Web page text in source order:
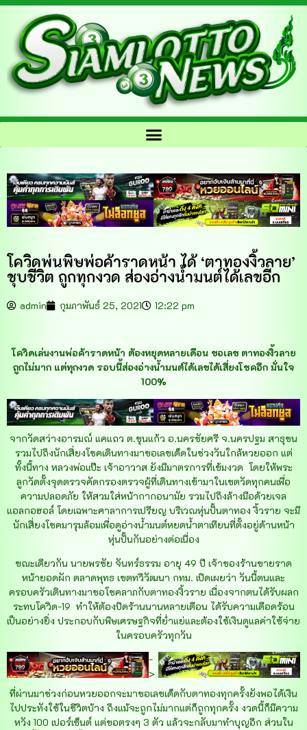
โควิดพ่นพิษพ่อค้าราดหน้า ได้ ‘ตาทองงิ้วลาย’
ชุบชีวิต ถูกทุกงวด ส่องอ่างน้ำมนต์ได้เลขอีก
admin กุมภาพันธ์ 25, 2021 12:22 pm
โควิดเล่นงานพ่อค้าราดหน้า ต้องหยุดหลายเดือน ขอเลข ตาทองงิ้วลาย
ถูกไม่มาก แต่ทุกงวด รอบนี้ส่องอ่างน้ำมนต์ได้เลขได้เสี่ยงโชคอีก มั่นใจ
100%
จากวัดสว่างอารมณ์ แคแถว ต.ขุนแก้ว อ.นครชัยศรี จ.นครปฐม สาธุชน
รวมไปถึงนักเสี่ยงโชคเดินทางมาขอเลขเด็ดในช่วงวันใกล้หวยออก แต่
ทั้งนี้ทาง หลวงพ่อแป๊ะ เจ้าอาวาส ยังมีมาตรการที่เข้มงวด โดยให้พระ
ลูกวัดตั้งจุดตรวจคัดกรองตรวจผู้ที่เดินทางเข้ามาในเขตวัดทุกคนเพื่อ
ความปลอดภัย ให้สวมใส่หน้ากากอนามัย รวมไปถึงล้างมือด้วยเจล
แอลกอฮอล์ โดยเฉพาะศาลาการเปรียญ บริเวณหุ่นปั้นตาทอง งิ้วราย จะมี
นักเสี่ยงโชคมารุมล้อมเพื่อดูอ่างน้ำมนต์หยดน้ำตาเทียนที่ตั้งอยู่ด้านหน้า
หุ่นปั้นกันอย่างต่อเนื่อง
ขณะเดียวกัน นายพรชัย จันทร์ธรรม อายุ 49 ปี เจ้าของร้านขายราด
หน้ายอดผัก ตลาดพุทธ เขตทวีวัฒนา กทม. เปิดเผยว่า วันนี้ตนและ
ครอบครัวเดินทางมาขอโชคลาภกับตาทองงิ้วราย เนื่องจากตนได้รับผลก
ระทบโควิด-19 ทำให้ต้องปิดร้านนานหลายเดือน ได้รับความเดือดร้อน
เป็นอย่างยิ่ง ประกอบกับพิษเศรษฐกิจที่ย่ำแย่และต้องใช้เงินดูแลค่าใช้จ่าย
ในครอบครัวทุกวัน
-
>
ที่ผ่านมาช่วงก่อนหวยออกจะมาขอเลขเด็ดกับตาทองทุกครั้งยังพอได้เงิน
ไปประทังใช้ในชีวิตบ้าง ถึงแม้จะถูกไม่มากแต่ก็ถูกทุกครั้ง งวดนี้ก็มีความ
หวัง 100 เปอร์เซ็นต์ แต่ขอตรงๆ 3 ตัว แล้วจะกลับมาทำบุญอีก ส่วนใน